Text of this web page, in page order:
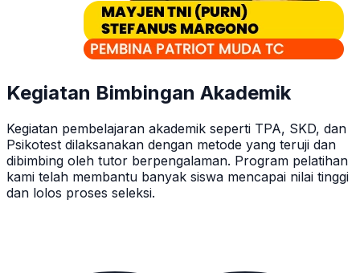
Kegiatan Bimbingan Akademik
Kegiatan pembelajaran akademik seperti TPA, SKD, dan
Psikotest dilaksanakan dengan metode yang teruji dan
dibimbing oleh tutor berpengalaman. Program pelatihan
kami telah membantu banyak siswa mencapai nilai tinggi
dan lolos proses seleksi.